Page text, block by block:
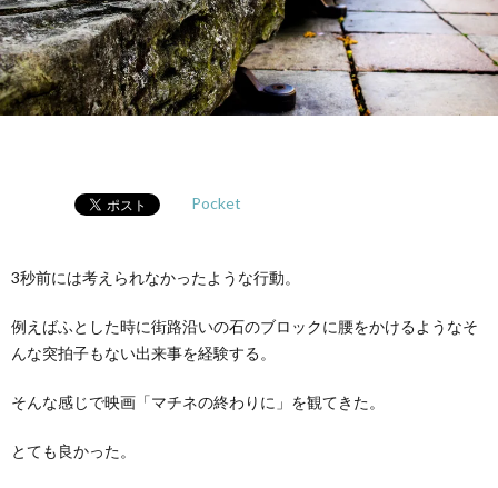
Pocket
3秒前には考えられなかったような行動。
例えばふとした時に街路沿いの石のブロックに腰をかけるようなそ
んな突拍子もない出来事を経験する。
そんな感じで映画「マチネの終わりに」を観てきた。
とても良かった。